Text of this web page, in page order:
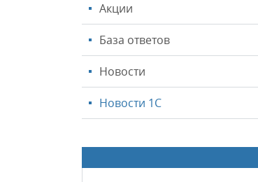
Акции
База ответов
Новости
Новости 1С